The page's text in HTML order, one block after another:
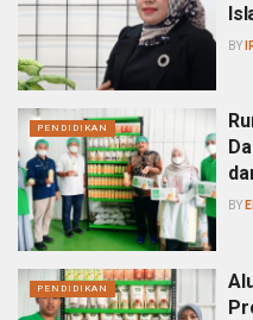
BY
PENDIDIKAN
BY
PENDIDIKAN